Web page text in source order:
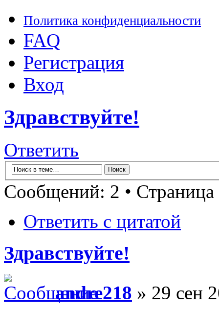
Политика конфиденциальности
FAQ
Регистрация
Вход
Здравствуйте!
Ответить
Сообщений: 2 • Страница
Ответить с цитатой
Здравствуйте!
andre218 » 29 сен